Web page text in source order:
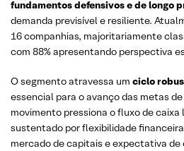
fundamentos defensivos e de longo
demanda previsível e resiliente.
16 companhias, majoritariamente
com 88% apresentando perspectiva
O segmento atravessa um ciclo
essencial para o avanço das metas
movimento pressiona o fluxo de caixa
sustentado por flexibilidade
mercado de capitais e expectativa